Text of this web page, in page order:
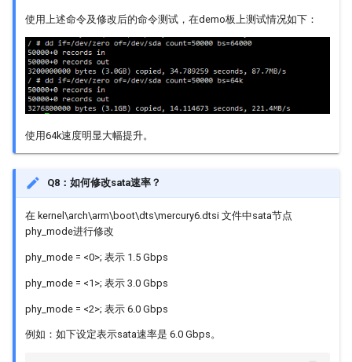
使用上述命令及修改后的命令测试，在demo板上测试情况如下：
使用64k速度明显大幅提升。
Q8：如何修改sata速率？
在 kernel\arch\arm\boot\dts\mercury6.dtsi 文件中sata节点
phy_mode进行修改
phy_mode = <0>; 表示 1.5 Gbps
phy_mode = <1>; 表示 3.0 Gbps
phy_mode = <2>; 表示 6.0 Gbps
例如：如下设定表示sata速率是 6.0 Gbps。